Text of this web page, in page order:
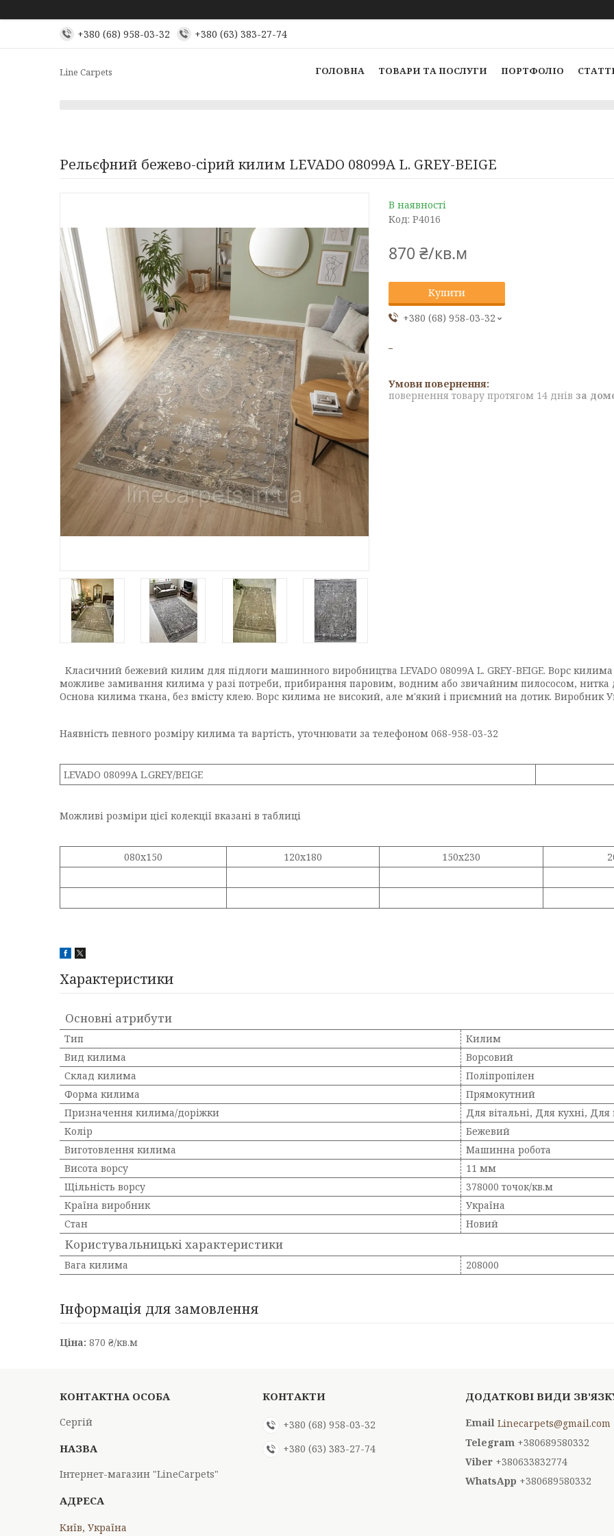
+380 (68) 958-03-32 +380 (63) 383-27-74
Line Carpets ГОЛОВНА ТОВАРИ ТА ПОСЛУГИ ПОРТФОЛІО
Рельєфний бежево-сірий килим LEVADO 08099A L. GREY-BEIGE
В наявності
Код: P4016
870 ₴/кв.м
Купити
+380 (68) 958-03-32
повернення товару протягом 14 днів за
Класичний бежевий килим для підлоги машинного виробництва LEVADO 08099A L. GREY-BEIGE. Ворс
можливе замивання килима у разі потреби, прибирання паровим, водним або звичайним пилососом, нитка
Основа килима ткана, без вмісту клею. Ворс килима не високий, але м'який і приємний на дотик. Виробник
Наявність певного розміру килима та вартість, уточнювати за телефоном 068-958-03-32
LEVADO 08099A L.GREY/BEIGE
Можливі розміри цієї колекції вказані в таблиці
080x150 120x180 150x230
Характеристики
Основні атрибути
Тип
Килим
Вид килима
Ворсовий
Склад килима
Поліпропілен
Форма килима
Прямокутний
Призначення килима/доріжки
Для вітальні, Для кухні,
Колір
Бежевий
Виготовлення килима
Машинна робота
Висота ворсу
11 мм
Щільність ворсу
378000 точок/кв.м
Країна виробник
Україна
Стан
Новий
Користувальницькі характеристики
Вага килима 208000
Інформація для замовлення
Ціна: 870 ₴/кв.м
Сергій
Інтернет-магазин "LineCarpets"
Київ, Україна
+380 (68) 958-03-32
+380 (63) 383-27-74
Linecarpets@gmail.com
+380689580332
+380633832774
+380689580332